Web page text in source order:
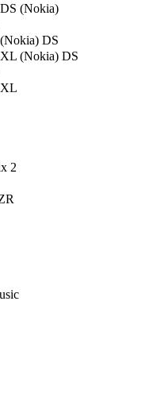
(Nokia)
DS
(Nokia) DS
2